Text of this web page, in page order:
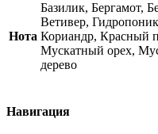
Нота
Базилик, Бергамот,
Ветивер,
Кориандр, Красный
Мускатный орех,
дерево
Навигация